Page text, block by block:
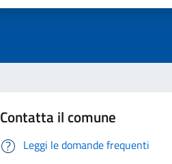
Contatta il comune
Leggi le domande frequenti